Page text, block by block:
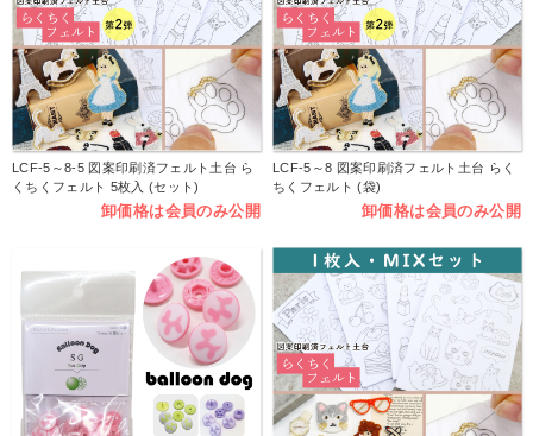
LCF-5～8-5 図案印刷済フェルト土台 ら
くちくフェルト 5枚入 (セット)
卸価格は会員のみ公開
LCF-5～8 図案印刷済フェルト土台 らく
ちくフェルト (袋)
卸価格は会員のみ公開